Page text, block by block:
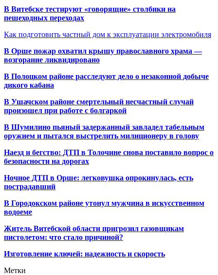
В Витебске тестируют «говорящие» столбики на
пешеходных переходах
Как подготовить частный дом к эксплуатации электромобиля
В Орше пожар охватил крышу православного храма —
возгорание ликвидировано
В Полоцком районе расследуют дело о незаконной добыче
дикого кабана
В Ушачском районе смертельный несчастный случай
произошел при работе с болгаркой
В Шумилино пьяный задержанный завладел табельным
оружием и пытался выстрелить милиционеру в голову
Наезд и бегство: ДТП в Толочине снова поставило вопрос о
безопасности на дорогах
Ночное ДТП в Орше: легковушка опрокинулась, есть
пострадавший
В Городокском районе утонул мужчина в искусственном
водоеме
Житель Витебской области пригрозил газовщикам
пистолетом: что стало причиной?
Изготовление ключей: надежность и скорость
Метки